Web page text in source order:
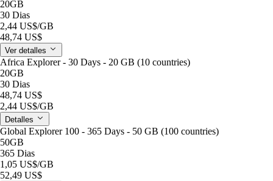
20GB
30 Dias
2,44 US$/GB
48,74 US$
Ver detalles
Africa Explorer - 30 Days - 20 GB (10 countries)
20GB
30 Dias
48,74 US$
2,44 US$/GB
Detalles
Global Explorer 100 - 365 Days - 50 GB (100 countries)
50GB
365 Dias
1,05 US$/GB
52,49 US$